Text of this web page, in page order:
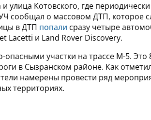
улица Котовского, где
сообщал о массовом ДТП, которое
в ДТП попали сразу четыре
Lacetti и Land Rover Discovery.
участки на трассе М-5. Это
в Сызранском районе. Как
намерены провести ряд
территориях.